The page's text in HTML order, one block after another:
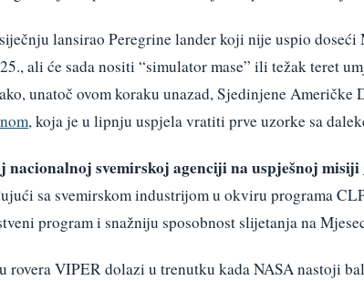
lansirao Peregrine lander koji nije uspio doseći
ali će sada nositi “simulator mase” ili težak teret
unatoč ovom koraku unazad, Sjedinjene Američke
, koja je u lipnju uspjela vratiti prve uzorke sa
nacionalnoj svemirskoj agenciji na uspješnoj misiji
sa svemirskom industrijom u okviru programa
program i snažniju sposobnost slijetanja na
rovera VIPER dolazi u trenutku kada NASA nastoji